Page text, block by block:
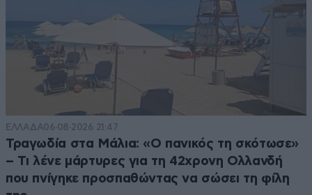
ΕΛΛΑΔΑ06·08·2026 21:47
Τραγωδία στα Μάλια: «Ο πανικός τη σκότωσε»
– Τι λένε μάρτυρες για τη 42χρονη Ολλανδή
που πνίγηκε προσπαθώντας να σώσει τη φίλη